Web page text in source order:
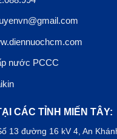
nước PCCC
CÁC TỈNH MIẾN TÂY:
13 đường 16 kV 4, An